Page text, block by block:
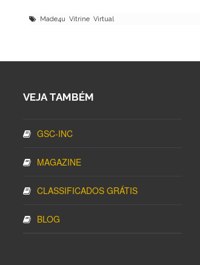
Made4u Vitrine Virtual
VEJA TAMBÉM
GSC-INC
MAGAZINE
CLASSIFICADOS GRÁTIS
BLOG